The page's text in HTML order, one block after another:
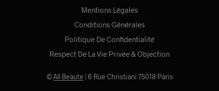
Mentions Légales
Conditions Générales
Politique De Confidentialité
Respect De La Vie Privée & Objection
©All Beaute | 6 Rue Christiani 75018 Paris